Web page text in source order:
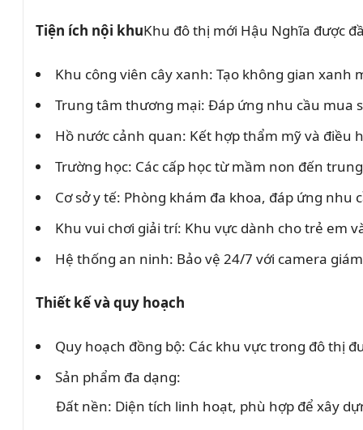
Tiện ích nội khuKhu đô thị mới Hậu Nghĩa được
Khu công viên cây xanh: Tạo không gian xanh
Trung tâm thương mại: Đáp ứng nhu cầu mua
Hồ nước cảnh quan: Kết hợp thẩm mỹ và điều
Trường học: Các cấp học từ mầm non đến
Cơ sở y tế: Phòng khám đa khoa, đáp ứng nhu
Khu vui chơi giải trí: Khu vực dành cho trẻ em
Hệ thống an ninh: Bảo vệ 24/7 với camera
Thiết kế và quy hoạch
Quy hoạch đồng bộ: Các khu vực trong đô thị
Sản phẩm đa dạng:
Đất nền: Diện tích linh hoạt, phù hợp để xây